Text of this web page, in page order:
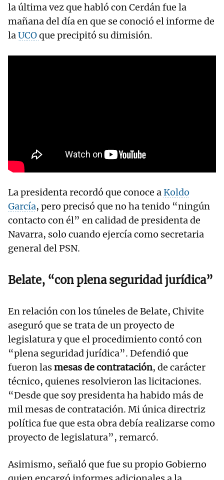
la última vez que habló con Cerdán fue la
mañana del día en que se conoció el informe de
laUCOque precipitó su dimisión.
La presidenta recordó que conoce aKoldo
García, pero precisó que no ha tenido “ningún
contacto con él” en calidad de presidenta de
Navarra, solo cuando ejercía como secretaria
general del PSN.
Belate, “con plena seguridad jurídica”
En relación con los túneles de Belate, Chivite
aseguró que se trata de un proyecto de
legislatura y que el procedimiento contó con
“plena seguridad jurídica”. Defendió que
fueron lasmesas de contratación, de carácter
técnico, quienes resolvieron las licitaciones.
“Desde que soy presidenta ha habido más de
mil mesas de contratación. Mi única directriz
política fue que esta obra debía realizarse como
proyecto de legislatura”, remarcó.
Asimismo, señaló que fue su propio Gobierno